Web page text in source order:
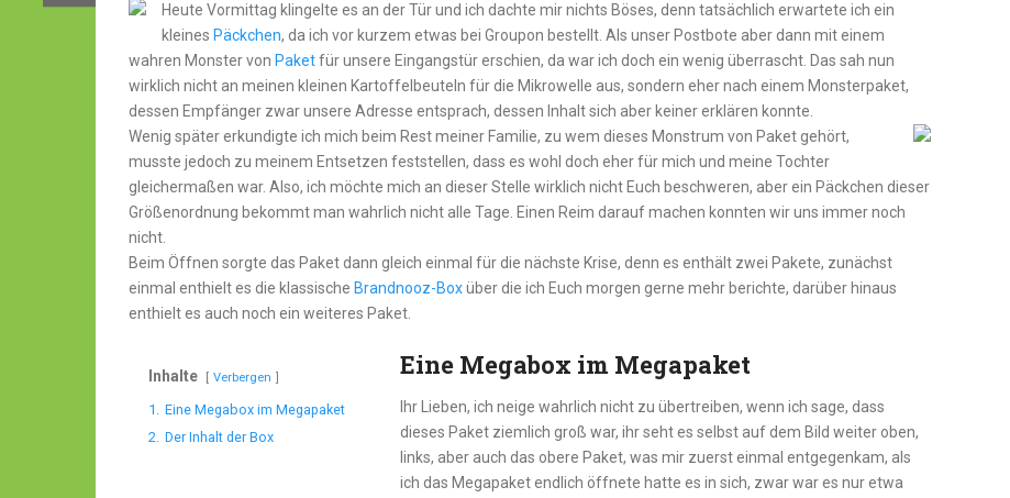
Heute Vormittag klingelte es an der Tür und ich dachte mir nichts Böses, denn tatsächlich erwartete ich ein
kleines Päckchen, da ich vor kurzem etwas bei Groupon bestellt. Als unser Postbote aber dann mit einem
wahren Monster von Paketfür unsere Eingangstür erschien, da war ich doch ein wenig überrascht. Das sah nun
wirklich nicht an meinen kleinen Kartoffelbeuteln für die Mikrowelle aus, sondern eher nach einem Monsterpaket,
dessen Empfänger zwar unsere Adresse entsprach, dessen Inhalt sich aber keiner erklären konnte.
Wenig später erkundigte ich mich beim Rest meiner Familie, zu wem dieses Monstrum von Paket gehört,
musste jedoch zu meinem Entsetzen feststellen, dass es wohl doch eher für mich und meine Tochter
gleichermaßen war. Also, ich möchte mich an dieser Stelle wirklich nicht Euch beschweren, aber ein Päckchen dieser
Größenordnung bekommt man wahrlich nicht alle Tage. Einen Reim darauf machen konnten wir uns immer noch
nicht.
Beim Öffnen sorgte das Paket dann gleich einmal für die nächste Krise, denn es enthält zwei Pakete, zunächst
einmal enthielt es die klassische Brandnooz-Boxüber die ich Euch morgen gerne mehr berichte, darüber hinaus
enthielt es auch noch ein weiteres Paket.
Inhalte Verbergen
1. Eine Megabox im Megapaket
2. Der Inhalt der Box
Eine Megabox im Megapaket
Ihr Lieben, ich neige wahrlich nicht zu übertreiben, wenn ich sage, dass
dieses Paket ziemlich groß war, ihr seht es selbst auf dem Bild weiter oben,
links, aber auch das obere Paket, was mir zuerst einmal entgegenkam, als
ich das Megapaket endlich öffnete hatte es in sich, zwar war es nur etwa